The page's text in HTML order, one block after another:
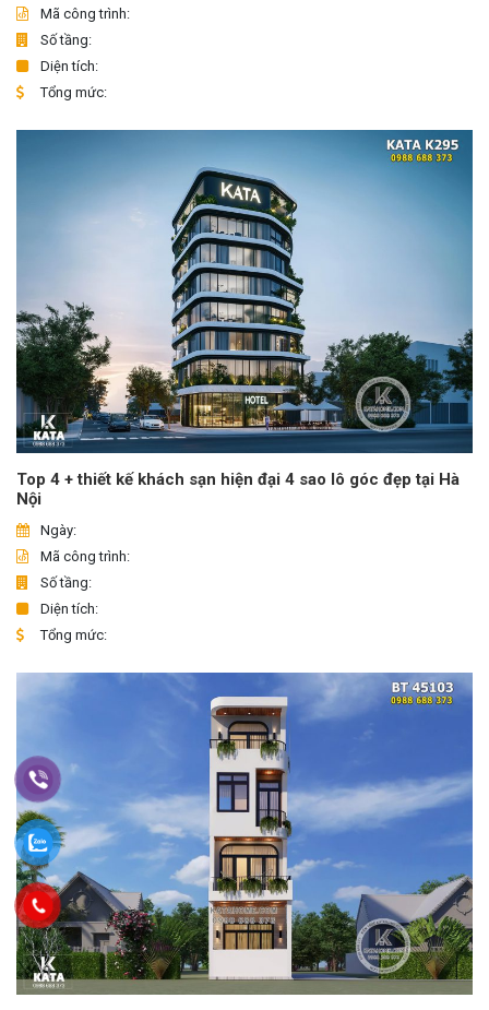
Mã công trình:
Số tầng:
Diện tích:
Tổng mức:
Top 4 + thiết kế khách sạn hiện đại 4 sao lô góc đẹp tại Hà
Nội
Ngày:
Mã công trình:
Số tầng:
Diện tích:
Tổng mức: